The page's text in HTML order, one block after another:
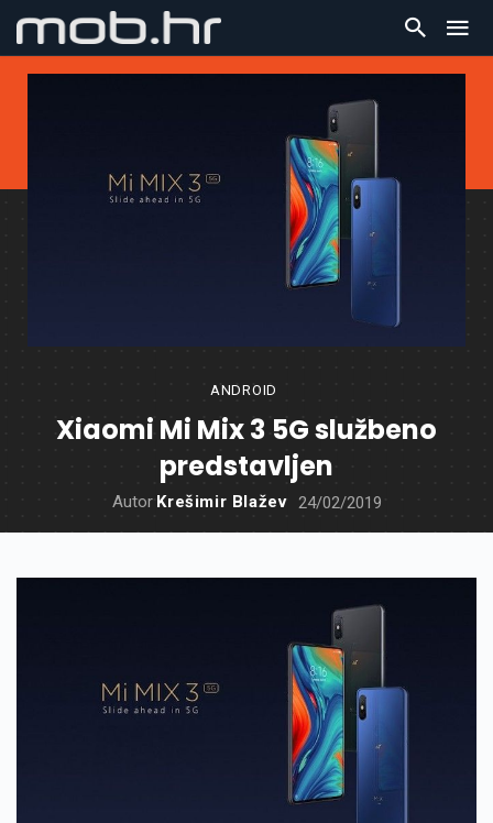
ANDROID
Xiaomi Mi Mix 3 5G službeno
predstavljen
Autor Krešimir Blažev 24/02/2019